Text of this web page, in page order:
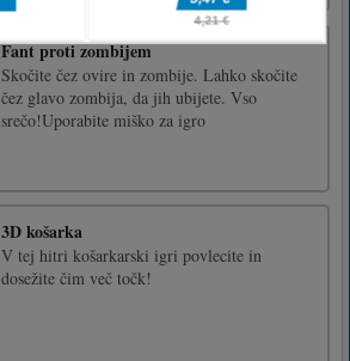
Fant proti zombijem
Skočite čez ovire in zombije. Lahko skočite
čez glavo zombija, da jih ubijete. Vso
srečo!Uporabite miško za igro
3D košarka
V tej hitri košarkarski igri povlecite in
dosežite čim več točk!